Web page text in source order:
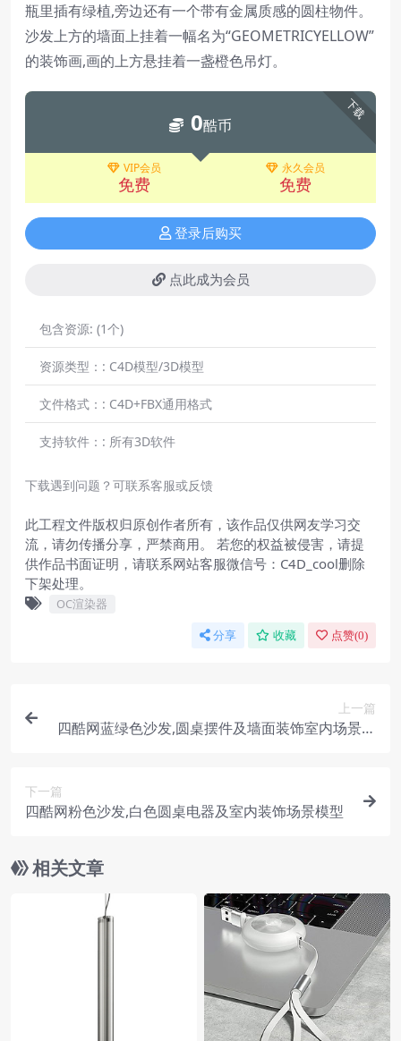
瓶里插有绿植,旁边还有一个带有金属质感的圆柱物件。
沙发上方的墙面上挂着一幅名为“GEOMETRICYELLOW”
的装饰画,画的上方悬挂着一盏橙色吊灯。
下载
0酷币
VIP会员
免费
永久会员
免费
登录后购买
点此成为会员
包含资源: (1个)
资源类型：: C4D模型/3D模型
文件格式：: C4D+FBX通用格式
支持软件：: 所有3D软件
下载遇到问题？可联系客服或反馈
此工程文件版权归原创作者所有，该作品仅供网友学习交
流，请勿传播分享，严禁商用。 若您的权益被侵害，请提
供作品书面证明，请联系网站客服微信号：C4D_cool删除
下架处理。
OC渲染器
分享 收藏 点赞(0)
上一篇
四酷网蓝绿色沙发,圆桌摆件及墙面装饰室内场景模
下一篇
四酷网粉色沙发,白色圆桌电器及室内装饰场景模型
相关文章